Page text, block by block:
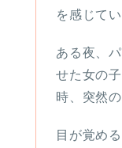
を感じて
ある夜、
せた女の
時、突然
目が覚め